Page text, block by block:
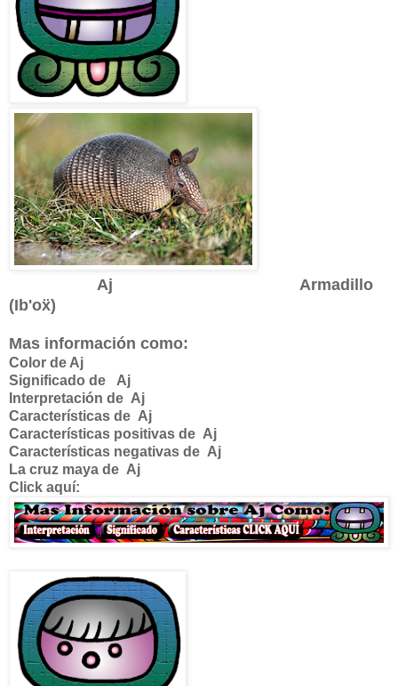
Aj Armadillo
(Ib'oẍ)
Mas información como:
Color de Aj
Significado de
Aj
Interpretación de Aj
Características de Aj
Características positivas de Aj
Características negativas de Aj
La cruz maya de Aj
Click aquí: